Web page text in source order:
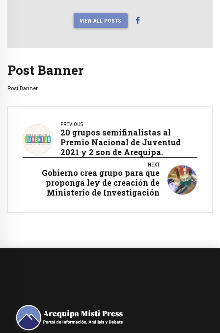
VIEW ALL POSTS
Post Banner
Post Banner
PREVIOUS
20 grupos semifinalistas al
Premio Nacional de Juventud
2021 y 2 son de Arequipa.
NEXT
Gobierno crea grupo para que
proponga ley de creación de
Ministerio de Investigación